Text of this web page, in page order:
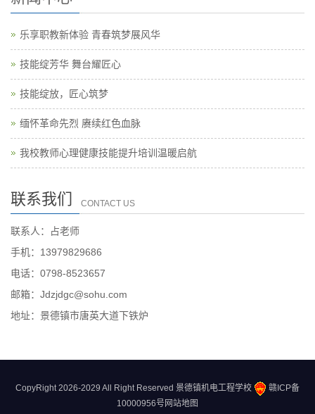
乐享职教新体验 青春筑梦展风华
技能绽芳华 舞台耀匠心
技能绽放，匠心筑梦
缅怀革命先烈 赓续红色血脉
我校教师心理健康技能提升培训温暖启航
联系我们 CONTACT US
联系人：占老师
手机：13979829686
电话：0798-8523657
邮箱：Jdzjdgc@sohu.com
地址：景德镇市唐英大道下铁炉
CopyRight 2026-2029 All Right Reserved 景德镇机电工程学校
赣ICP备
10000956号网站地图